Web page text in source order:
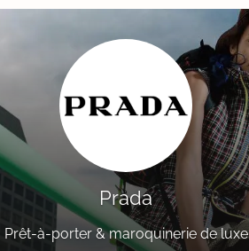
Prada
Prêt-à-porter & maroquinerie de luxe